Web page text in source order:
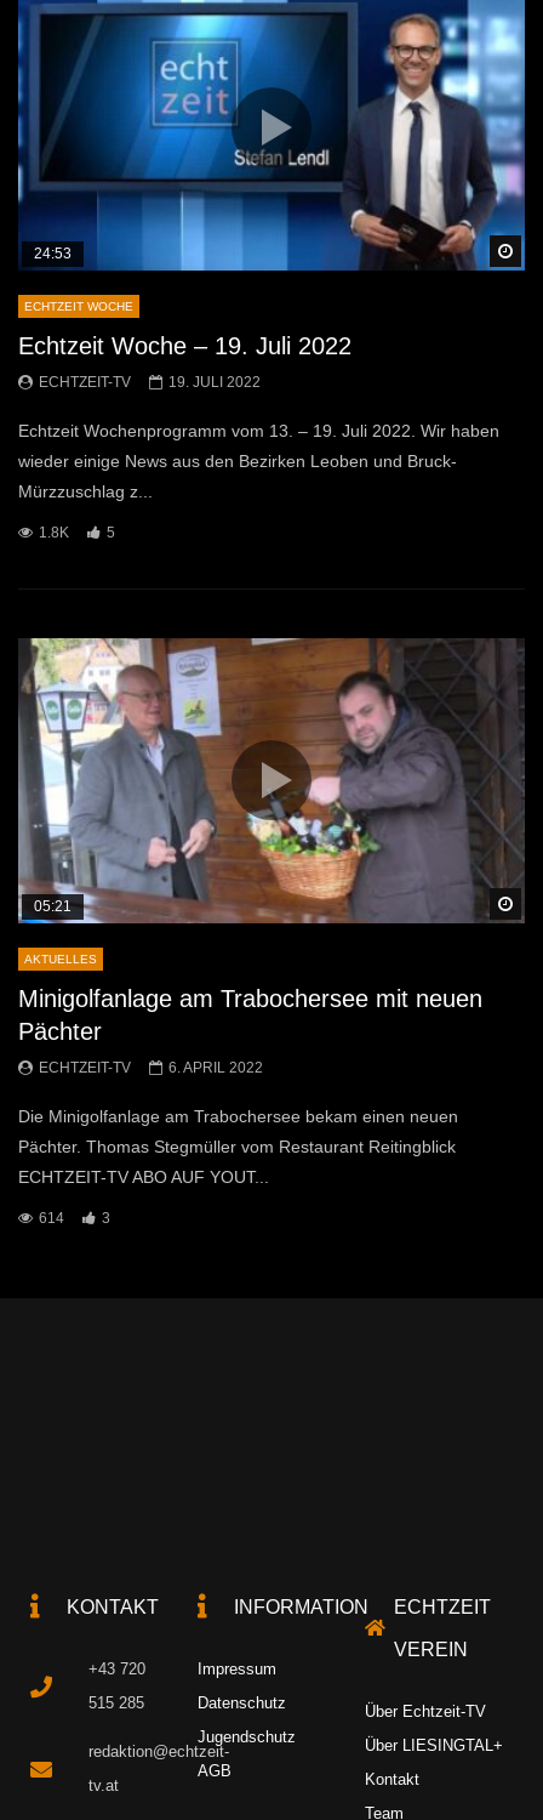
24:53
ECHTZEIT WOCHE
Echtzeit Woche – 19. Juli 2022
ECHTZEIT-TV 19. JULI 2022
Echtzeit Wochenprogramm vom 13. – 19. Juli 2022. Wir haben
wieder einige News aus den Bezirken Leoben und Bruck-
Mürzzuschlag z...
1.8K 5
05:21
AKTUELLES
Minigolfanlage am Trabochersee mit neuen
Pächter
ECHTZEIT-TV 6. APRIL 2022
Die Minigolfanlage am Trabochersee bekam einen neuen
Pächter. Thomas Stegmüller vom Restaurant Reitingblick
ECHTZEIT-TV ABO AUF YOUT...
614 3
KONTAKT
+43 720
515 285
redaktion@echtzeit-
tv.at
INFORMATION
Impressum
Datenschutz
Jugendschutz
AGB
ECHTZEIT
VEREIN
Über Echtzeit-TV
Über LIESINGTAL+
Kontakt
Team